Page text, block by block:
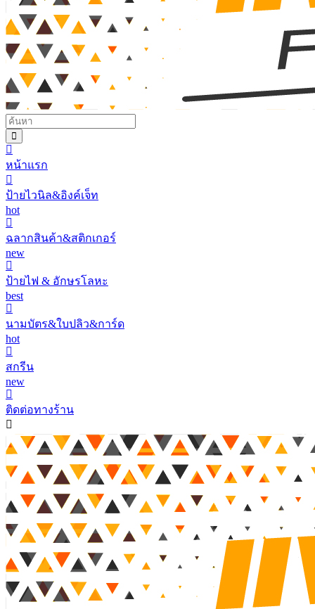
หน้าแรก
ป้ายไวนิล&อิงค์เจ็ท
hot
ฉลากสินค้า&สติกเกอร์
new
ป้ายไฟ & อักษรโลหะ
best
นามบัตร&ใบปลิว&การ์ด
hot
สกรีน
new
ติดต่อทางร้าน